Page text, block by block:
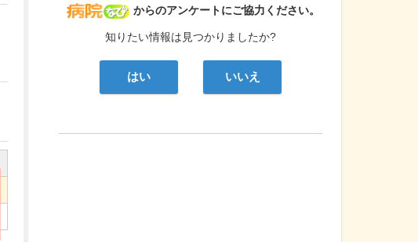
病院なび
からのアンケートにご協力ください。
知りたい情報は見つかりましたか?
はい いいえ